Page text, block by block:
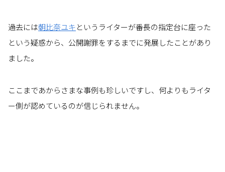
過去には朝比奈ユキというライターが番長の指定台に座った
という疑惑から、公開謝罪をするまでに発展したことがあり
ました。
ここまであからさまな事例も珍しいですし、何よりもライタ
ー側が認めているのが信じられません。